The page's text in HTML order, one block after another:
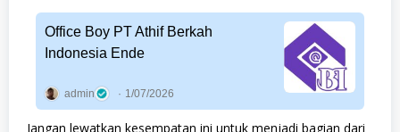
Office Boy PT Athif Berkah
Indonesia Ende
admin 1/07/2026
Jangan lewatkan kesempatan ini untuk menjadi bagian dari